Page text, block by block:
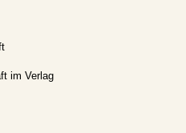
im Verlag